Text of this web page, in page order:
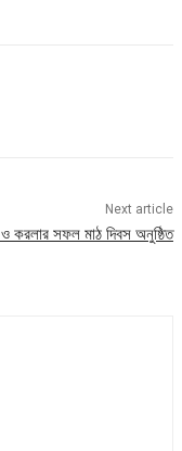
Next article
ও করলার সফল মাঠ দিবস অনুষ্ঠিত